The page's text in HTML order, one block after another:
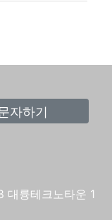
대륭테크노타운 1